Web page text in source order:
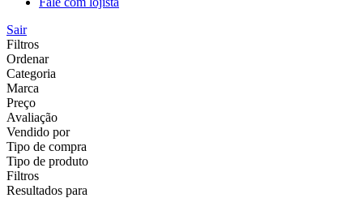
Sair
Filtros
Ordenar
Categoria
Marca
Preço
Avaliação
Vendido por
Tipo de compra
Tipo de produto
Filtros
Resultados para